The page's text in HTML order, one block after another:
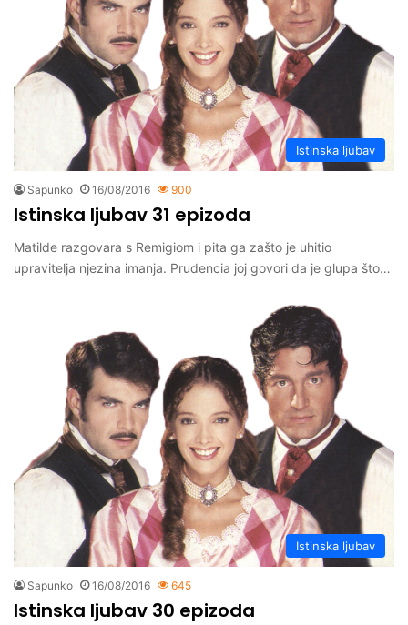
Istinska ljubav
Sapunko 16/08/2016 900
Istinska ljubav 31 epizoda
Matilde razgovara s Remigiom i pita ga zašto je uhitio
upravitelja njezina imanja. Prudencia joj govori da je glupa što…
Istinska ljubav
Sapunko 16/08/2016 645
Istinska ljubav 30 epizoda